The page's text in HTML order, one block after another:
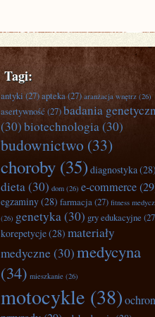
Tagi:
antyki(27)apteka(27) aranżacja wnętrz (26)
asertywność (27)badania
(30)biotechnologia(30)
budownictwo (33)
choroby (35) diagnostyka
dieta(30) dom (26) e-commerce
egzaminy(28) farmacja(27) fitness
(26) genetyka(30) gry edukacyjne
korepetycje(28) materiały
medyczne (30)medycyna
(34) mieszkanie (26)
motocykle (38)